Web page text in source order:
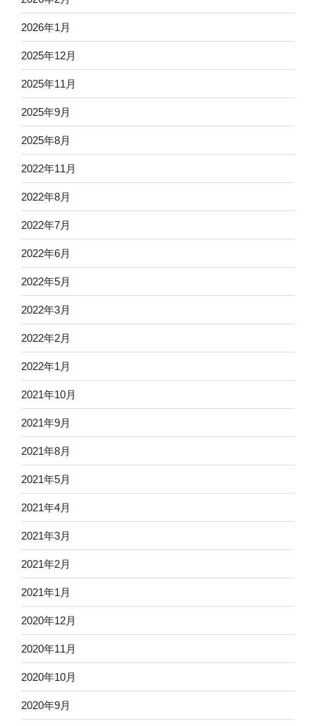
2026年1月
2025年12月
2025年11月
2025年9月
2025年8月
2022年11月
2022年8月
2022年7月
2022年6月
2022年5月
2022年3月
2022年2月
2022年1月
2021年10月
2021年9月
2021年8月
2021年5月
2021年4月
2021年3月
2021年2月
2021年1月
2020年12月
2020年11月
2020年10月
2020年9月